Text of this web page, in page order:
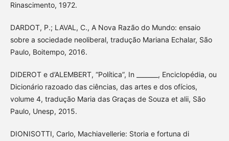
Rinascimento, 1972.
DARDOT, P.; LAVAL, C., A Nova Razão do Mundo: ensaio
sobre a sociedade neoliberal, tradução Mariana Echalar, São
Paulo, Boitempo, 2016.
DIDEROT e d’ALEMBERT, “Política”, In _______, Enciclopédia, ou
Dicionário razoado das ciências, das artes e dos ofícios,
volume 4, tradução Maria das Graças de Souza et alii, São
Paulo, Unesp, 2015.
DIONISOTTI, Carlo, Machiavellerie: Storia e fortuna di